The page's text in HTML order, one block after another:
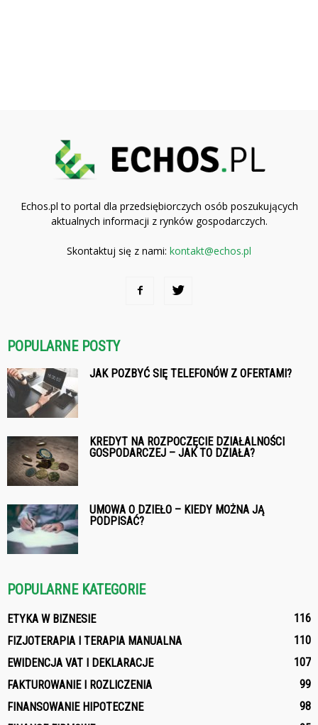
Echos.pl to portal dla przedsiębiorczych osób poszukujących
aktualnych informacji z rynków gospodarczych.
Skontaktuj się z nami: kontakt@echos.pl
POPULARNE POSTY
JAK POZBYĆ SIĘ TELEFONÓW Z OFERTAMI?
KREDYT NA ROZPOCZĘCIE DZIAŁALNOŚCI
GOSPODARCZEJ – JAK TO DZIAŁA?
UMOWA O DZIEŁO – KIEDY MOŻNA JĄ
PODPISAĆ?
POPULARNE KATEGORIE
ETYKA W BIZNESIE
116
FIZJOTERAPIA I TERAPIA MANUALNA
110
EWIDENCJA VAT I DEKLARACJE
107
FAKTUROWANIE I ROZLICZENIA
99
FINANSOWANIE HIPOTECZNE
98